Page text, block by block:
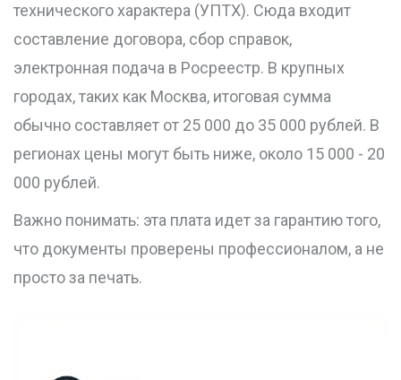
технического характера (УПТХ). Сюда входит
составление договора, сбор справок,
электронная подача в Росреестр. В крупных
городах, таких как Москва, итоговая сумма
обычно составляет от 25 000 до 35 000 рублей. В
регионах цены могут быть ниже, около 15 000 - 20
000 рублей.
Важно понимать: эта плата идет за гарантию того,
что документы проверены профессионалом, а не
просто за печать.